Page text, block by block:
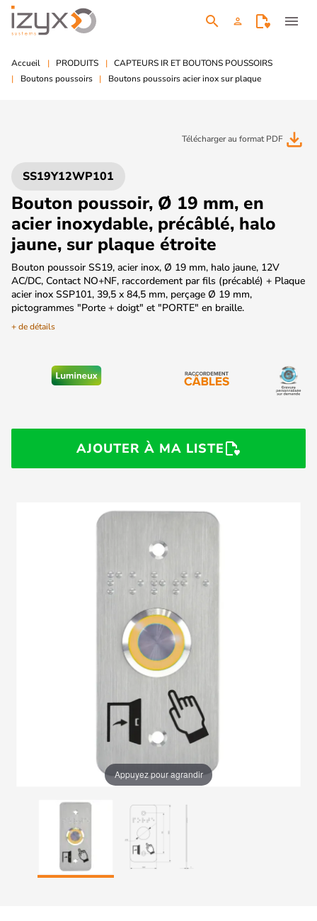
search person menu
Accueil PRODUITS
CAPTEURS IR ET BOUTONS POUSSOIRS
Boutons poussoirs
Boutons poussoirs acier inox sur plaque
Télécharger au format PDF file_download
SS19Y12WP101
Bouton poussoir, Ø 19 mm, en
acier inoxydable, précâblé, halo
jaune, sur plaque étroite
Bouton poussoir SS19, acier inox, Ø 19 mm, halo jaune, 12V
AC/DC, Contact NO+NF, raccordement par fils (précablé) + Plaque
acier inox SSP101, 39,5 x 84,5 mm, perçage Ø 19 mm,
pictogrammes "Porte + doigt" et "PORTE" en braille.
+ de détails
AJOUTER À MA LISTE
Appuyez pour agrandir